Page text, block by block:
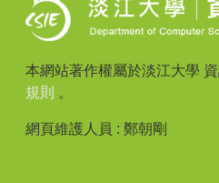
本網站著作權屬於淡江大學
規則 。
網頁維護人員 : 鄭朝剛